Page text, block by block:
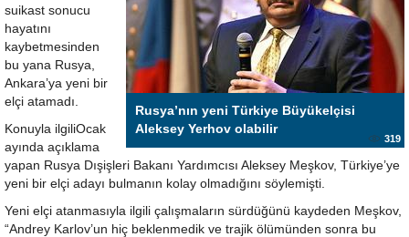
Rusya’nın yeni Türkiye Büyükelçisi
Aleksey Yerhov olabilir
319
suikast sonucu
hayatını
kaybetmesinden
bu yana Rusya,
Ankara’ya yeni bir
elçi atamadı.
Konuyla ilgiliOcak
ayında açıklama
yapan Rusya Dışişleri Bakanı Yardımcısı Aleksey Meşkov, Türkiye’ye
yeni bir elçi adayı bulmanın kolay olmadığını söylemişti.
Yeni elçi atanmasıyla ilgili çalışmaların sürdüğünü kaydeden Meşkov,
“Andrey Karlov’un hiç beklenmedik ve trajik ölümünden sonra bu